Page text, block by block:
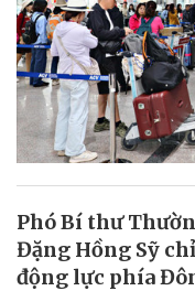
Phó Bí thư
Đặng Hồng Sỹ
động lực phía